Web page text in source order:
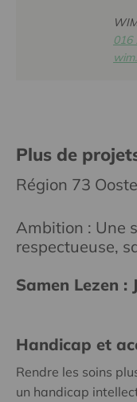
016
Plus de
Région 73
Ambition : Une
respectueuse,
Samen Lezen
Handicap et
Rendre les soins
un handicap